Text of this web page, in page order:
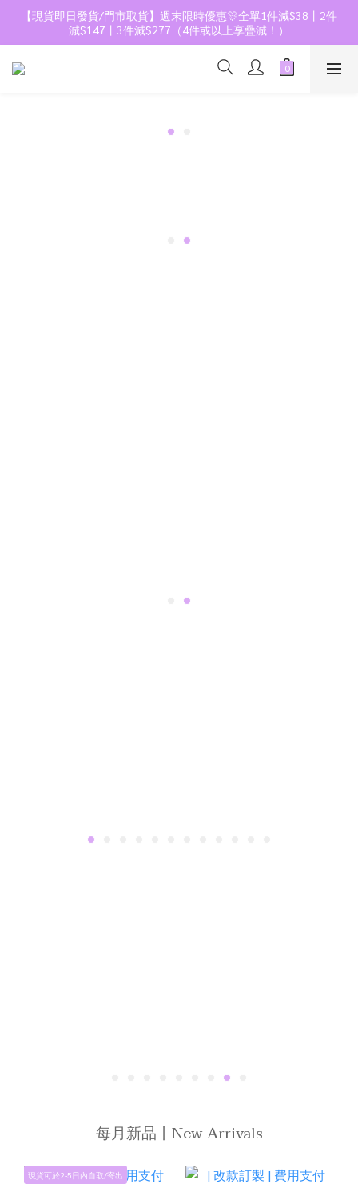
【現貨即日發貨/門市取貨】週末限時優惠🎊全單1件減$38丨2件
減$147丨3件減$277（4件或以上享疊減！）
每月新品丨New Arrivals
現貨可於2-5日內自取/寄出